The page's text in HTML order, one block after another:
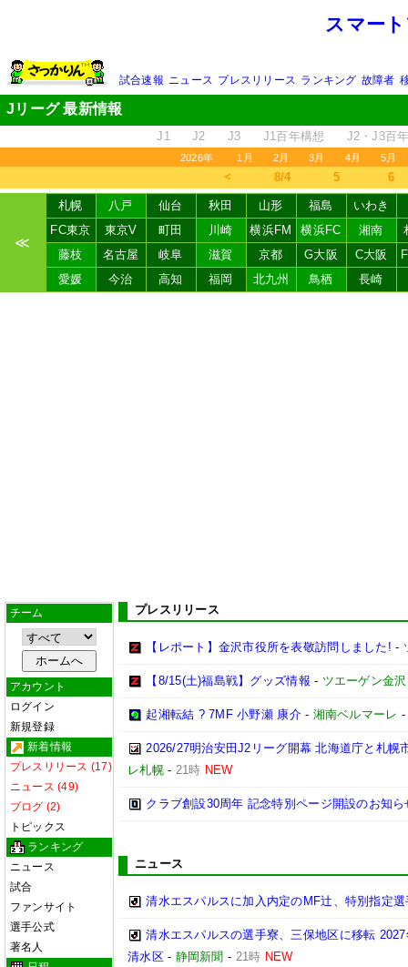
スマー
試合速報 ニュース プレスリリース ランキング 故障者
Jリーグ 最新情報
J1 J2 J3 J1百年構想 J2・J3百
2026年 1月 2月 3月 4月 5月
＜ 8/4 5 6
≪
札幌 八戸 仙台 秋田 山形 福島
いわき
FC東京
東京V 町田 川崎 横浜FM 横浜FC 湘南
藤枝
名古屋 岐阜 滋賀 京都 G大阪 C大阪
愛媛
今治 高知 福岡 北九州 鳥栖 長崎
チーム
アカウント
ログイン
新規登録
新着情報
プレスリリース (17)
ニュース (49)
ブログ (2)
トピックス
ランキング
ニュース
試合
ファンサイト
選手公式
著名人
プレスリリース
【レポート】金沢市役所を表敬訪問しました! -
【8/15(土)福島戦】グッズ情報 - ツエーゲン金沢
起湘転結 ? 7MF 小野瀬 康介- 湘南ベルマーレ
2026/27明治安田J2リーグ開幕 北海道庁と札幌
レ札幌- 21時 NEW
クラブ創設30周年 記念特別ページ開設のお知ら
ニュース
清水エスパルスに加入内定のMF辻、特別指定
清水エスパルスの選手寮、三保地区に移転
清水区- 静岡新聞 - 21時 NEW